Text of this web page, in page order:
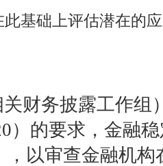
基础上评估潜在的
关财务披露工作组
）的要求，金融
，以审查金融机